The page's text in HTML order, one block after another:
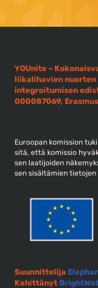
Suunnittelija
Kehittänyt
YOUnite –
liikalihavien
integroitumisen
000087069,
Euroopan komission
sitä, että komissio
sen laatijoiden
sen sisältämien